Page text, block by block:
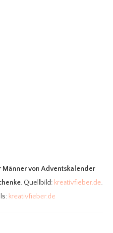
Männervon Adventskalender
. Quellbild: kreativfieber.de.
kreativfieber.de